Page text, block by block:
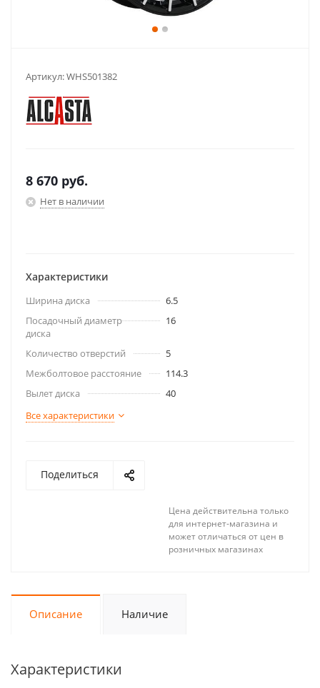
Артикул:WHS501382
8 670 руб.
Нет в наличии
Характеристики
Ширина диска
6.5
Посадочный диаметр
диска
16
Количество отверстий
5
Межболтовое расстояние
114.3
Вылет диска
40
Все характеристики
Поделиться
Цена действительна только
для интернет-магазина и
может отличаться от цен в
розничных магазинах
Описание Наличие
Характеристики